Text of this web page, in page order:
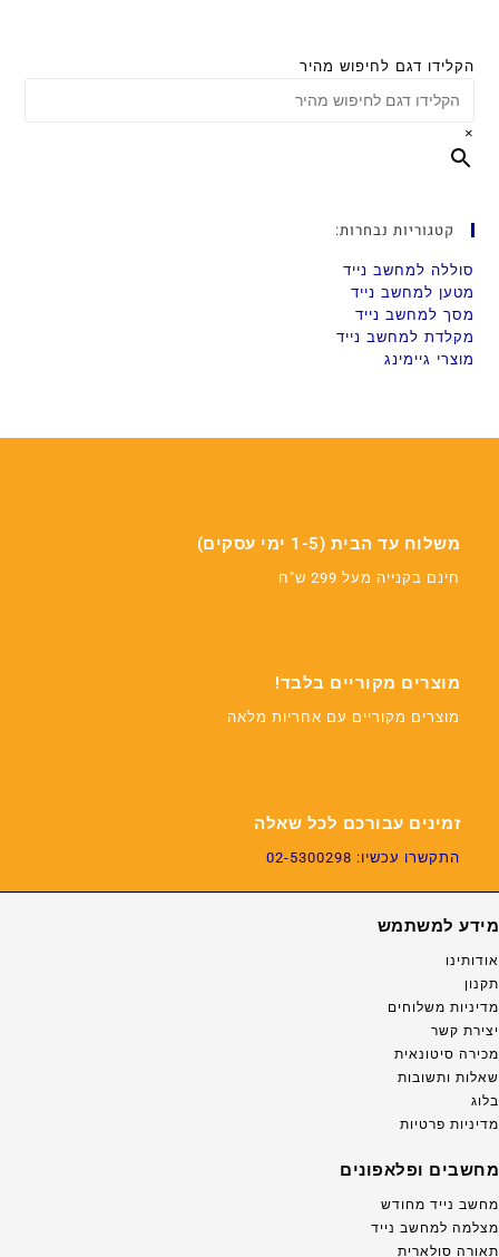
הקלידו דגם לחיפוש מהיר
×
קטגוריות נבחרות:
סוללה למחשב נייד
מטען למחשב נייד
מסך למחשב נייד
מקלדת למחשב נייד
מוצרי גיימינג
משלוח עד הבית (1-5 ימי עסקים)
חינם בקנייה מעל 299 ש"ח
מוצרים מקוריים בלבד!
מוצרים מקוריים עם אחריות מלאה
זמינים עבורכם לכל שאלה
התקשרו עכשיו: 02-5300298
מידע למשתמש
אודותינו
תקנון
מדיניות משלוחים
יצירת קשר
מכירה סיטונאית
שאלות ותשובות
בלוג
מדיניות פרטיות
מחשבים ופלאפונים
מחשב נייד מחודש
מצלמה למחשב נייד
תאורה סולארית